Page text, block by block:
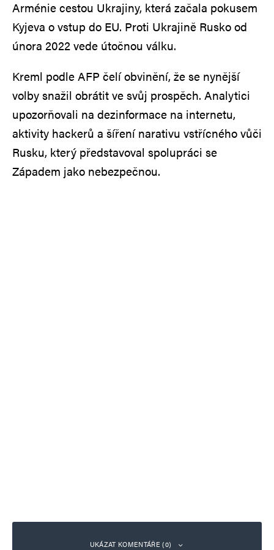
Arménie cestou Ukrajiny, která začala pokusem
Kyjeva o vstup do EU. Proti Ukrajině Rusko od
února 2022 vede útočnou válku.
Kreml podle AFP čelí obvinění, že se nynější
volby snažil obrátit ve svůj prospěch. Analytici
upozorňovali na dezinformace na internetu,
aktivity hackerů a šíření narativu vstřícného vůči
Rusku, který představoval spolupráci se
Západem jako nebezpečnou.
UKÁZAT KOMENTÁŘE (0)